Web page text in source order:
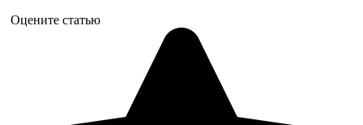
Оцените статью